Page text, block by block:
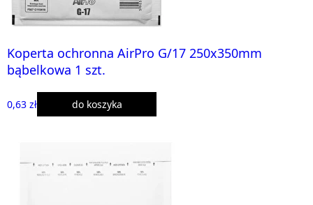
Koperta ochronna AirPro G/17 250x350mm
bąbelkowa 1 szt.
0,63 zł do koszyka